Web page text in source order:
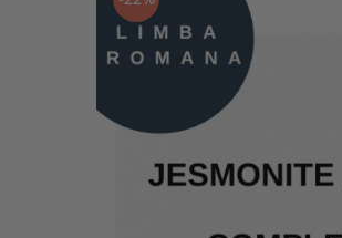
Jesmonite AC84
Kituri pentru incepatori Jesmonite